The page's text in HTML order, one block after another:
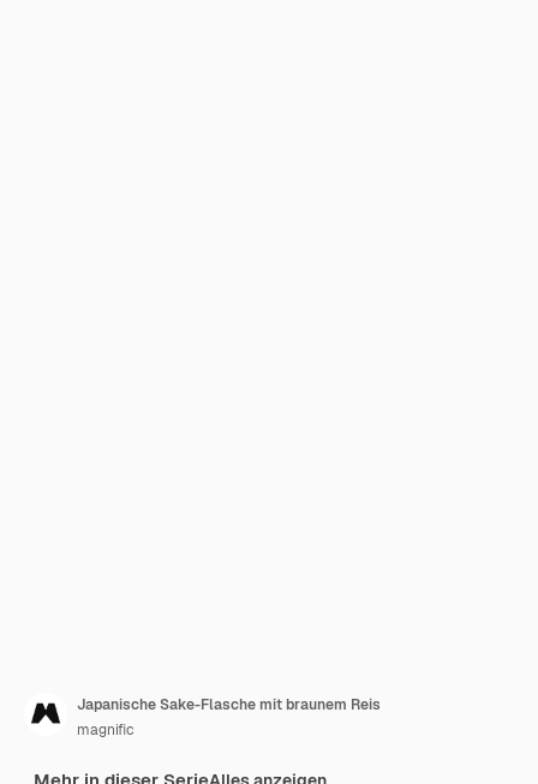
Japanische Sake-Flasche mit braunem Reis
magnific